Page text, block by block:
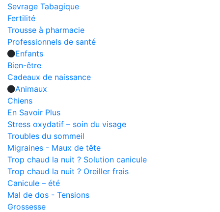
Sevrage Tabagique
Fertilité
Trousse à pharmacie
Professionnels de santé
Enfants
Bien-être
Cadeaux de naissance
Animaux
Chiens
En Savoir Plus
Stress oxydatif – soin du visage
Troubles du sommeil
Migraines - Maux de tête
Trop chaud la nuit ? Solution canicule
Trop chaud la nuit ? Oreiller frais
Canicule – été
Mal de dos - Tensions
Grossesse